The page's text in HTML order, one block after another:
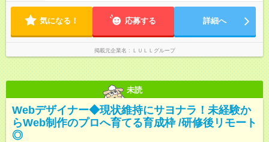
す！ 【試用期間】試用期間あり 試用期間の長さ：6ヶ月 ※ 雇用
形態と給与に、本採用時と異なる部分があります。 雇用形態：
中途採用（契約社員） 給与：月給 230,000円以上 上記額にはみ
なし残業代を含みます。※超過分は全額支給いたします。 みな
別途支給いたします ※研修期間中（最大12ヶ月間）も、試用期
気になる！ 応募する 詳細へ
掲載元企業名 ＬＵＬＬグループ
未読
Webデザイナー◆現状維持にサヨナラ！未経験か
らWeb制作のプロへ育てる育成枠 /研修後リモート
◎